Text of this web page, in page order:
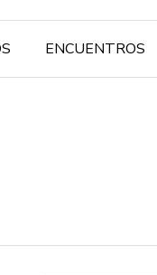
ENCUENTROS